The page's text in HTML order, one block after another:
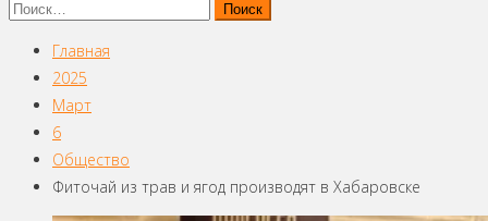
Найти:
Главная
2025
Март
6
Общество
Фиточай из трав и ягод производят в Хабаровске